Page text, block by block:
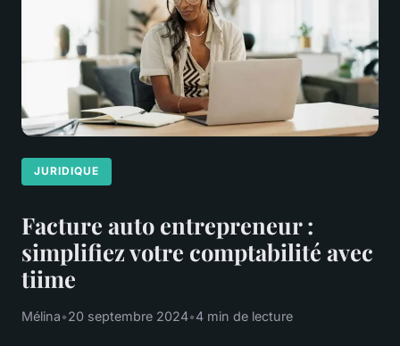
JURIDIQUE
Facture auto entrepreneur :
simplifiez votre comptabilité avec
tiime
Mélina•20 septembre 2024•4 min de lecture